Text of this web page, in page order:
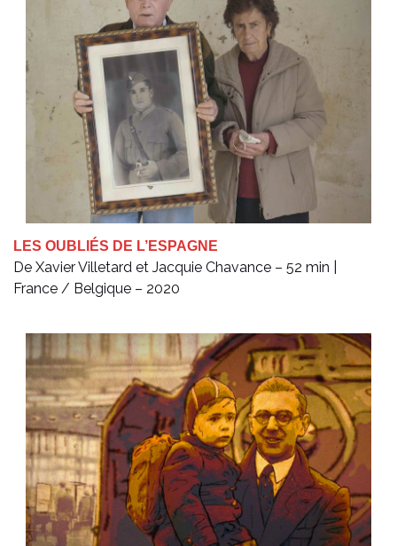
LES OUBLIÉS DE L’ESPAGNE
De Xavier Villetard et Jacquie Chavance – 52 min |
France / Belgique – 2020